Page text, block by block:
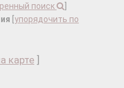
поиск
упорядочить по
карте